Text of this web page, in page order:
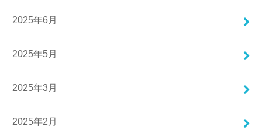
2025年6月
2025年5月
2025年3月
2025年2月